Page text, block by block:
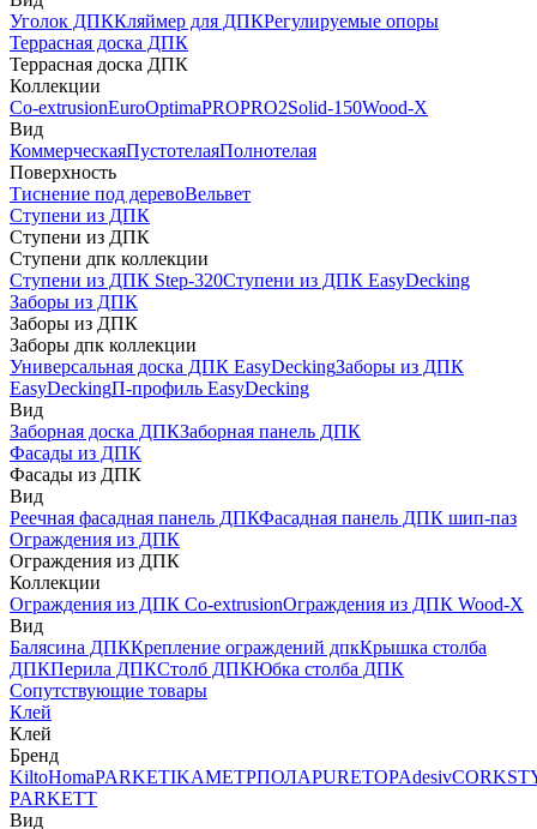
Уголок ДПККляймер для ДПКРегулируемые опоры
Террасная доска ДПК
Террасная доска ДПК
Коллекции
Co-extrusionEuroOptimaPROPRO2Solid-150Wood-X
Вид
КоммерческаяПустотелаяПолнотелая
Поверхность
Тиснение под деревоВельвет
Ступени из ДПК
Ступени из ДПК
Ступени дпк коллекции
Ступени из ДПК Step-320Ступени из ДПК EasyDecking
Заборы из ДПК
Заборы из ДПК
Заборы дпк коллекции
Универсальная доска ДПК EasyDeckingЗаборы из ДПК
EasyDeckingП-профиль EasyDecking
Вид
Заборная доска ДПКЗаборная панель ДПК
Фасады из ДПК
Фасады из ДПК
Вид
Реечная фасадная панель ДПКФасадная панель ДПК шип-паз
Ограждения из ДПК
Ограждения из ДПК
Коллекции
Ограждения из ДПК Co-extrusionОграждения из ДПК Wood-X
Вид
Балясина ДПККрепление ограждений дпкКрышка столба
ДПКПерила ДПКСтолб ДПКЮбка столба ДПК
Сопутствующие товары
Клей
Клей
Бренд
KiltoHomaPARKETIKAМЕТРПОЛАPURETOPAdesiv
PARKETT
Вид